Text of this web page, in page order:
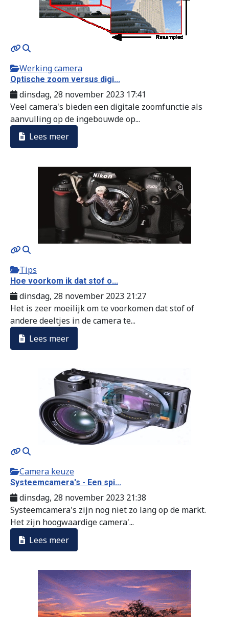
Werking camera
Optische zoom versus digi...
dinsdag, 28 november 2023 17:41
Veel camera's bieden een digitale zoomfunctie als
aanvulling op de ingebouwde op...
Lees meer
Tips
Hoe voorkom ik dat stof o...
dinsdag, 28 november 2023 21:27
Het is zeer moeilijk om te voorkomen dat stof of
andere deeltjes in de camera te...
Lees meer
Camera keuze
Systeemcamera's - Een spi...
dinsdag, 28 november 2023 21:38
Systeemcamera's zijn nog niet zo lang op de markt.
Het zijn hoogwaardige camera'...
Lees meer